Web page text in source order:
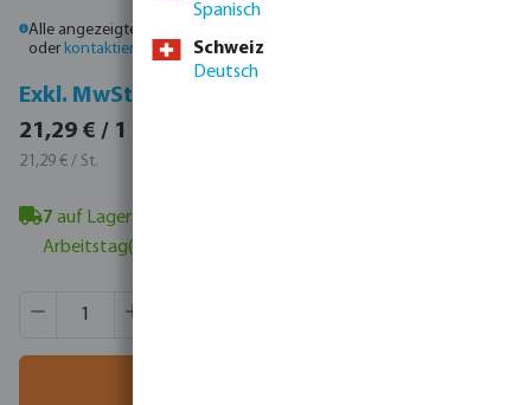
Alle angezeigten Preise sind Bruttopreise. Bitte
oderkontaktieren Sie den Vertrieb
Exkl. MwSt.
21,29 € / 1 St.
21,29 € / St.
7 auf Lager in Veghel, NL
Arbeitstag(e)
Produkt Anzahl: Gib den gewünschten Wert ein oder
Spanisch
Schweiz
Deutsch